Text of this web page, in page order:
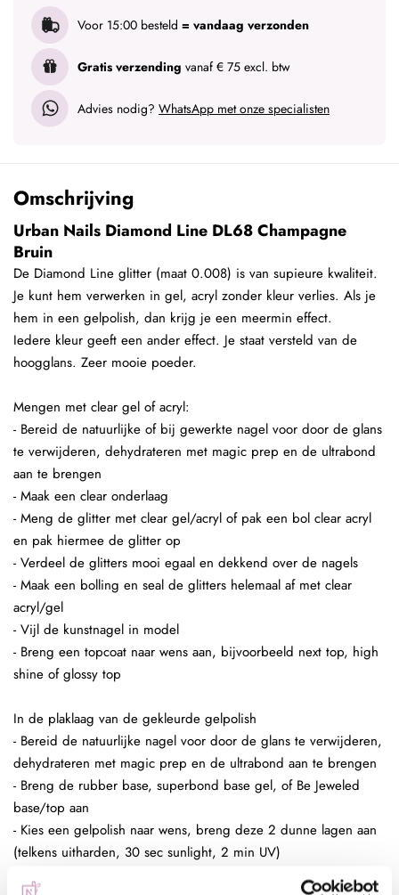
Voor 15:00 besteld = vandaag verzonden
Gratis verzending vanaf € 75 excl. btw
Advies nodig? WhatsApp met onze specialisten
Omschrijving
Urban Nails Diamond Line DL68 Champagne
Bruin
De Diamond Line glitter (maat 0.008) is van supieure kwaliteit.
Je kunt hem verwerken in gel, acryl zonder kleur verlies. Als je
hem in een gelpolish, dan krijg je een meermin effect.
Iedere kleur geeft een ander effect. Je staat versteld van de
hoogglans. Zeer mooie poeder.
Mengen met clear gel of acryl:
- Bereid de natuurlijke of bij gewerkte nagel voor door de glans
te verwijderen, dehydrateren met magic prep en de ultrabond
aan te brengen
- Maak een clear onderlaag
- Meng de glitter met clear gel/acryl of pak een bol clear acryl
en pak hiermee de glitter op
- Verdeel de glitters mooi egaal en dekkend over de nagels
- Maak een bolling en seal de glitters helemaal af met clear
acryl/gel
- Vijl de kunstnagel in model
- Breng een topcoat naar wens aan, bijvoorbeeld next top, high
shine of glossy top
In de plaklaag van de gekleurde gelpolish
- Bereid de natuurlijke nagel voor door de glans te verwijderen,
dehydrateren met magic prep en de ultrabond aan te brengen
- Breng de rubber base, superbond base gel, of Be Jeweled
base/top aan
- Kies een gelpolish naar wens, breng deze 2 dunne lagen aan
(telkens uitharden, 30 sec sunlight, 2 min UV)
- Pak met de fluffy brush een kleine hoeveelheid glitters op en